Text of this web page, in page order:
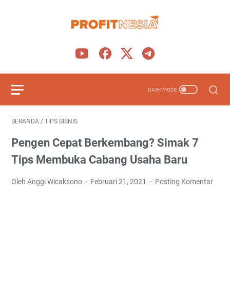
BERANDA / TIPS BISNIS
Pengen Cepat Berkembang? Simak 7
Tips Membuka Cabang Usaha Baru
Oleh Anggi Wicaksono Februari 21, 2021 Posting Komentar